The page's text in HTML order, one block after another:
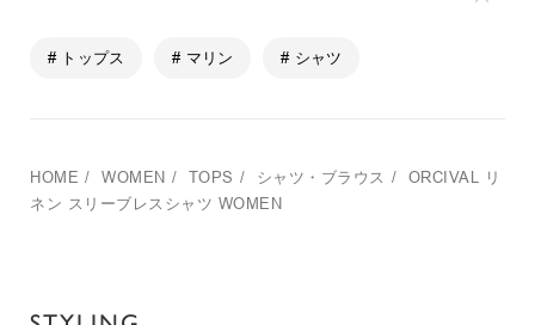
# トップス # マリン # シャツ
HOME / WOMEN / TOPS / シャツ・ブラウス / ORCIVAL リ
ネン スリーブレスシャツ WOMEN